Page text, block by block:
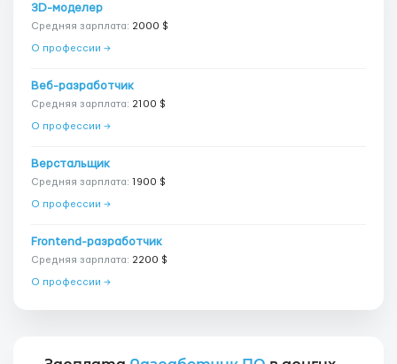
3D-моделер
Средняя зарплата: 2000 $
О профессии →
Веб-разработчик
Средняя зарплата: 2100 $
О профессии →
Верстальщик
Средняя зарплата: 1900 $
О профессии →
Frontend-разработчик
Средняя зарплата: 2200 $
О профессии →